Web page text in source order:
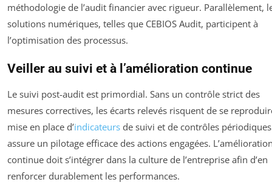
méthodologie de l’audit financier avec rigueur. Parallèlement,
solutions numériques, telles que CEBIOS Audit, participent à
l’optimisation des processus.
Veiller au suivi et à l’amélioration continue
Le suivi post-audit est primordial. Sans un contrôle strict des
mesures correctives, les écarts relevés risquent de se
mise en place d’indicateurs de suivi et de contrôles périodiques
assure un pilotage efficace des actions engagées.
continue doit s’intégrer dans la culture de l’entreprise afin d’en
renforcer durablement les performances.